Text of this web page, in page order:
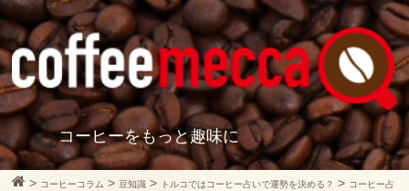
コーヒーをもっと趣味に
> コーヒーコラム >豆知識 > トルコではコーヒー占いで運勢を決める？ > コーヒー占